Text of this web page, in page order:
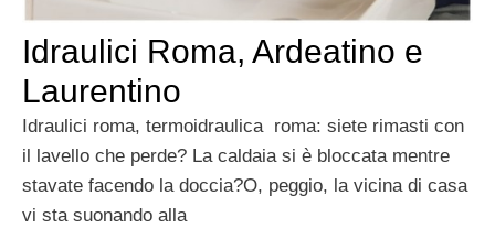
Idraulici Roma, Ardeatino e
Laurentino
Idraulici roma, termoidraulica roma: siete rimasti con
il lavello che perde? La caldaia si è bloccata mentre
stavate facendo la doccia?O, peggio, la vicina di casa
vi sta suonando alla